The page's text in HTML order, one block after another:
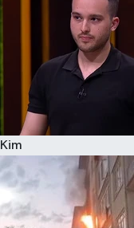
Kim
Çocuk
Eğitim
Hava Durumu
Kadın
Kim kimdir?
Kültür Sanat